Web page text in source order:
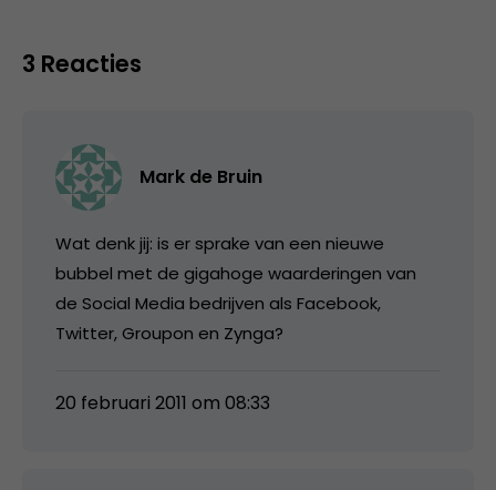
3 Reacties
Mark de Bruin
Wat denk jij: is er sprake van een nieuwe
bubbel met de gigahoge waarderingen van
de Social Media bedrijven als Facebook,
Twitter, Groupon en Zynga?
20 februari 2011 om 08:33